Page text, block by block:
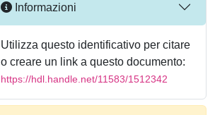
Informazioni
Utilizza questo identificativo per citare
o creare un link a questo documento:
https://hdl.handle.net/11583/1512342